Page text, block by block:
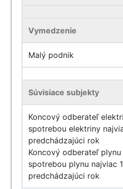
Vymedzenie
Malý podnik
Súvisiace subjekty
Koncový odberateľ
spotrebou elektriny
predchádzajúci rok
Koncový odberateľ
spotrebou plynu najviac
predchádzajúci rok